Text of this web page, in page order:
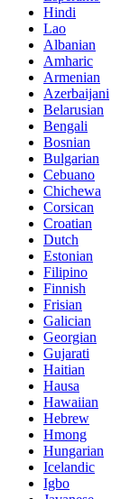
Hindi
Lao
Albanian
Amharic
Armenian
Azerbaijani
Belarusian
Bengali
Bosnian
Bulgarian
Cebuano
Chichewa
Corsican
Croatian
Dutch
Estonian
Filipino
Finnish
Frisian
Galician
Georgian
Gujarati
Haitian
Hausa
Hawaiian
Hebrew
Hmong
Hungarian
Icelandic
Igbo